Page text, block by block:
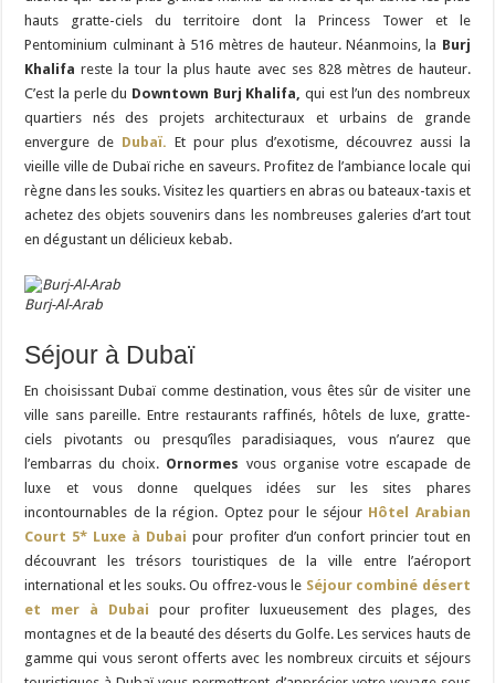
hauts gratte-ciels du territoire dont la Princess Tower et le
Pentominium culminant à 516 mètres de hauteur. Néanmoins, la Burj
Khalifa reste la tour la plus haute avec ses 828 mètres de hauteur.
C’est la perle du Downtown Burj Khalifa, qui est l’un des nombreux
quartiers nés des projets architecturaux et urbains de grande
envergure de Dubaï. Et pour plus d’exotisme, découvrez aussi la
vieille ville de Dubaï riche en saveurs. Profitez de l’ambiance locale qui
règne dans les souks. Visitez les quartiers en abras ou bateaux-taxis et
achetez des objets souvenirs dans les nombreuses galeries d’art tout
en dégustant un délicieux kebab.
Burj-Al-Arab
Séjour à Dubaï
En choisissant Dubaï comme destination, vous êtes sûr de visiter une
ville sans pareille. Entre restaurants raffinés, hôtels de luxe, gratte-
ciels pivotants ou presqu’îles paradisiaques, vous n’aurez que
l’embarras du choix. Ornormes vous organise votre escapade de
luxe et vous donne quelques idées sur les sites phares
incontournables de la région. Optez pour le séjour Hôtel Arabian
Court 5* Luxe à Dubai pour profiter d’un confort princier tout en
découvrant les trésors touristiques de la ville entre l’aéroport
international et les souks. Ou offrez-vous le Séjour combiné désert
et mer à Dubai
pour profiter luxueusement des plages, des
montagnes et de la beauté des déserts du Golfe. Les services hauts de
gamme qui vous seront offerts avec les nombreux circuits et séjours